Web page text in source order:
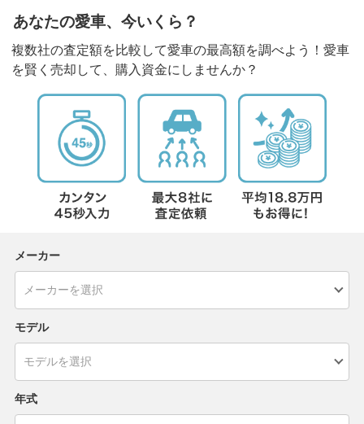
あなたの愛車、今いくら？
複数社の査定額を比較して愛車の最高額を調べよう！愛車
を賢く売却して、購入資金にしませんか？
メーカー
モデル
年式